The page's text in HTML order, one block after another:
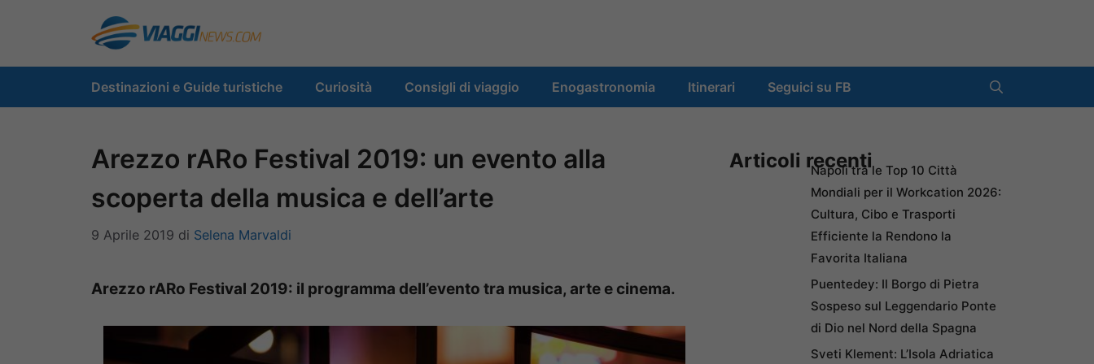
contenuto
Destinazioni e Guide turistiche Curiosità Consigli di viaggio Enogastronomia Itinerari Seguici su FB
Arezzo rARo Festival 2019: un evento alla
scoperta della musica e dell’arte
9 Aprile 2019 di Selena Marvaldi
Arezzo rARo Festival 2019: il programma dell’evento tra musica, arte e cinema.
Articoli recentiNapoli tra le Top 10 Città
Mondiali per il Workcation 2026:
Cultura, Cibo e Trasporti
Efficiente la Rendono la
Favorita Italiana
Puentedey: Il Borgo di Pietra
Sospeso sul Leggendario Ponte
di Dio nel Nord della Spagna
Sveti Klement: L’Isola Adriatica